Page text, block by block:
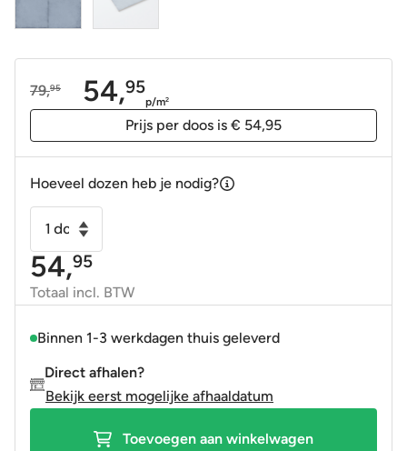
79,95
Oorspronkelijke
54,95
Huidige
p/m2
Prijs per doos is € 54,95
Hoeveel dozen heb je nodig?
Wandtegel
Vintage
sky
blauw
R9
aantal
54,95
Totaal incl. BTW
Binnen 1-3 werkdagen thuis geleverd
Direct afhalen?
Bekijk eerst mogelijke afhaaldatum
Toevoegen aan winkelwagen